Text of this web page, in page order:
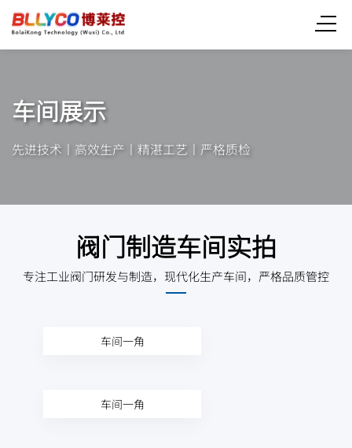
车间展示
先进技术丨高效生产丨精湛工艺丨严格质检
阀门制造车间实拍
专注工业阀门研发与制造，现代化生产车间，严格品质管控
车间一角
车间一角